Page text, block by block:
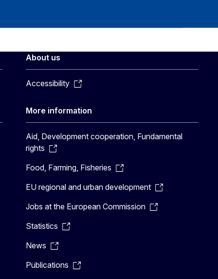
About us
Accessibility
More information
Aid, Development cooperation, Fundamental
rights
Food, Farming, Fisheries
EU regional and urban development
Jobs at the European Commission
Statistics
News
Publications